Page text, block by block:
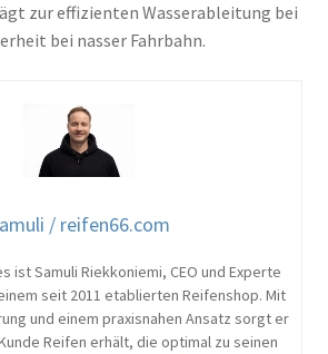
zur effizienten Wasserableitung bei
bei nasser Fahrbahn.
/ reifen66.com
ist Samuli Riekkoniemi, CEO und Experte
seit 2011 etablierten Reifenshop. Mit
und einem praxisnahen Ansatz sorgt er
Reifen erhält, die optimal zu seinen